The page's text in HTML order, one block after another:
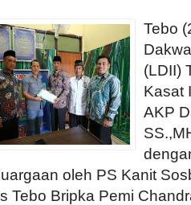
Tebo
(LDII)
Kasat
AKP
oleh PS Kanit
Tebo Bripka Pemi